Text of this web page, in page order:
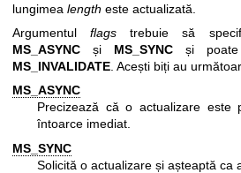
lungimea length este actualizată.
Argumentulflags trebuie să
MS_ASYNC și MS_SYNCși poate
MS_INVALIDATE . Acești biți au
MS_ASYNC
Precizează că o actualizare este
întoarce imediat.
MS_SYNC
Solicită o actualizare și așteaptă ca